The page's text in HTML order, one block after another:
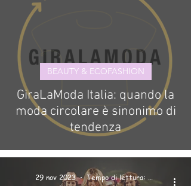
GiraLaModa Italia: quando la
moda circolare è sinonimo di
tendenza
BEAUTY & ECOFASHION
29 nov 2023 Tempo di lettura: 3 min